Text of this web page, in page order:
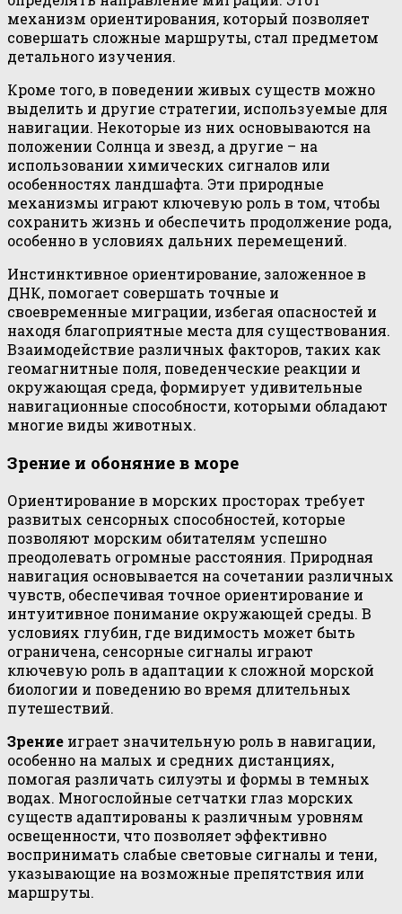
механизм ориентирования, который позволяет
совершать сложные маршруты, стал предметом
детального изучения.
Кроме того, в поведении живых существ можно
выделить и другие стратегии, используемые для
навигации. Некоторые из них основываются на
положении Солнца и звезд, а другие – на
использовании химических сигналов или
особенностях ландшафта. Эти природные
механизмы играют ключевую роль в том, чтобы
сохранить жизнь и обеспечить продолжение рода,
особенно в условиях дальних перемещений.
Инстинктивное ориентирование, заложенное в
ДНК, помогает совершать точные и
своевременные миграции, избегая опасностей и
находя благоприятные места для существования.
Взаимодействие различных факторов, таких как
геомагнитные поля, поведенческие реакции и
окружающая среда, формирует удивительные
навигационные способности, которыми обладают
многие виды животных.
Зрение и обоняние в море
Ориентирование в морских просторах требует
развитых сенсорных способностей, которые
позволяют морским обитателям успешно
преодолевать огромные расстояния. Природная
навигация основывается на сочетании различных
чувств, обеспечивая точное ориентирование и
интуитивное понимание окружающей среды. В
условиях глубин, где видимость может быть
ограничена, сенсорные сигналы играют
ключевую роль в адаптации к сложной морской
биологии и поведению во время длительных
путешествий.
Зрение играет значительную роль в навигации,
особенно на малых и средних дистанциях,
помогая различать силуэты и формы в темных
водах. Многослойные сетчатки глаз морских
существ адаптированы к различным уровням
освещенности, что позволяет эффективно
воспринимать слабые световые сигналы и тени,
указывающие на возможные препятствия или
маршруты.